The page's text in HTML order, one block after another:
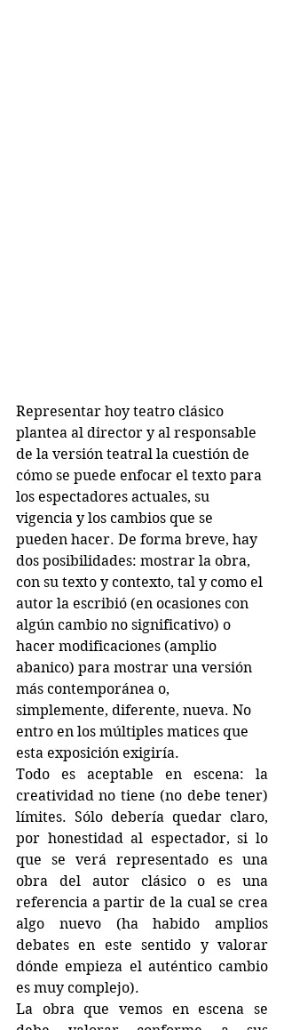
Representar hoy teatro clásico
plantea al director y al responsable
de la versión teatral la cuestión de
cómo se puede enfocar el texto para
los espectadores actuales, su
vigencia y los cambios que se
pueden hacer. De forma breve, hay
dos posibilidades: mostrar la obra,
con su texto y contexto, tal y como el
autor la escribió (en ocasiones con
algún cambio no significativo) o
hacer modificaciones (amplio
abanico) para mostrar una versión
más contemporánea o,
simplemente, diferente, nueva. No
entro en los múltiples matices que
esta exposición exigiría.
Todo es aceptable en escena: la
creatividad no tiene (no debe tener)
límites. Sólo debería quedar claro,
por honestidad al espectador, si lo
que se verá representado es una
obra del autor clásico o es una
referencia a partir de la cual se crea
algo nuevo (ha habido amplios
debates en este sentido y valorar
dónde empieza el auténtico cambio
es muy complejo).
La obra que vemos en escena se